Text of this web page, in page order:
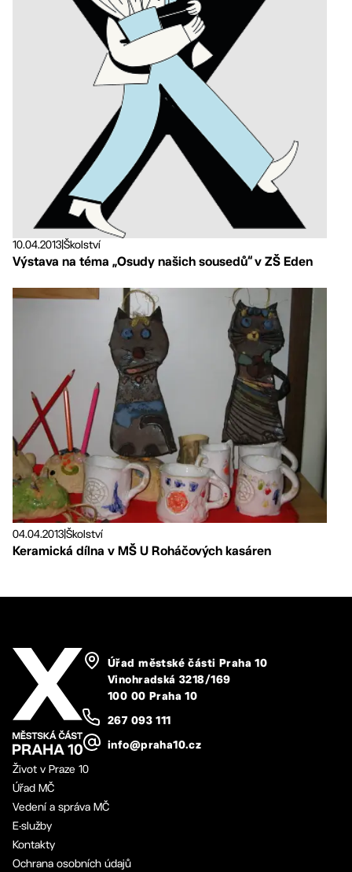
10.04.2013|Školství
Výstava na téma „Osudy našich sousedů“ v ZŠ Eden
04.04.2013Školství
Keramická dílna v MŠ U Roháčových kasáren
Úřad městské části Praha 10
Vinohradská 3218/169
100 00 Praha 10
267 093 111
info@praha10.cz
Život v Praze 10
Úřad MČ
Vedení a správa MČ
E-služby
Kontakty
Ochrana osobních údajů